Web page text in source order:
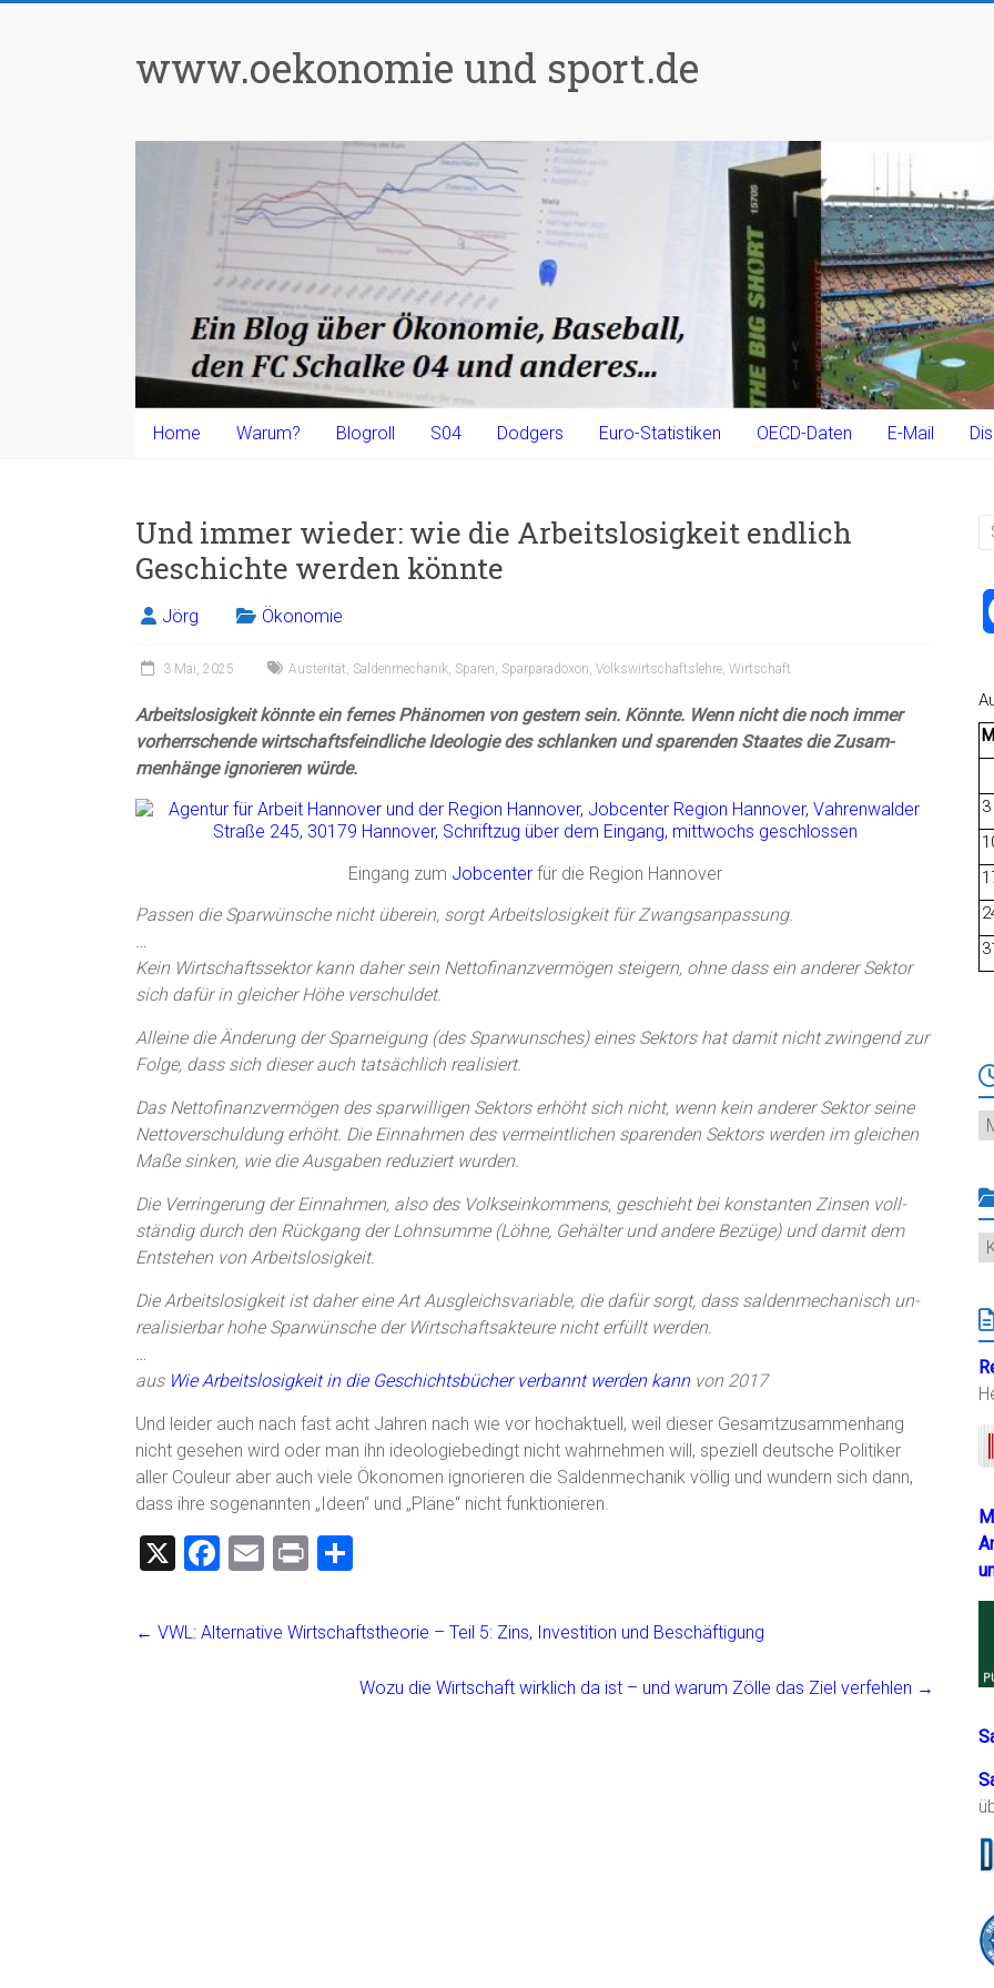
www.oekonomie und sport.de
Home Warum? Blogroll S04 Dodgers Euro-Statistiken OECD-Daten E-Mail
Und immer wieder: wie die Arbeitslosigkeit endlich
Geschichte werden könnte
Jörg Ökonomie
3 Mai, 2025 Austerität Saldenmechanik Sparen Sparparadoxon Volkswirtschaftslehre Wirtschaft
Arbeitslosigkeit könnte ein fernes Phänomen von gestern sein. Könnte. Wenn nicht die noch immer
vorherrschende wirtschaftsfeindliche Ideologie des schlanken und sparenden Staates die Zusam-
menhänge ignorieren würde.
Eingang zum Jobcenterfür die Region Hannover
Passen die Sparwünsche nicht überein, sorgt Arbeitslosigkeit für Zwangsanpassung.
Kein Wirtschaftssektor kann daher sein Nettofinanzvermögen steigern, ohne dass ein anderer Sektor
sich dafür in gleicher Höhe verschuldet.
Alleine die Änderung der Sparneigung (des Sparwunsches) eines Sektors hat damit nicht zwingend zur
Folge, dass sich dieser auch tatsächlich realisiert.
Das Nettofinanzvermögen des sparwilligen Sektors erhöht sich nicht, wenn kein anderer Sektor seine
Nettoverschuldung erhöht. Die Einnahmen des vermeintlichen sparenden Sektors werden im gleichen
Maße sinken, wie die Ausgaben reduziert wurden.
Die Verringerung der Einnahmen, also des Volkseinkommens, geschieht bei konstanten Zinsen voll-
ständig durch den Rückgang der Lohnsumme (Löhne, Gehälter und andere Bezüge) und damit dem
Entstehen von Arbeitslosigkeit.
Die Arbeitslosigkeit ist daher eine Art Ausgleichsvariable, die dafür sorgt, dass saldenmechanisch un-
realisierbar hohe Sparwünsche der Wirtschaftsakteure nicht erfüllt werden.
aus Wie Arbeitslosigkeit in die Geschichtsbücher verbannt werden kannvon 2017
Und leider auch nach fast acht Jahren nach wie vor hochaktuell, weil dieser Gesamtzusammenhang
nicht gesehen wird oder man ihn ideologiebedingt nicht wahrnehmen will, speziell deutsche Politiker
aller Couleur aber auch viele Ökonomen ignorieren die Saldenmechanik völlig und wundern sich dann,
dass ihre sogenannten „Ideen“ und „Pläne“ nicht funktionieren.
X
F
ce
E
ai
Pr
t
e
← VWL: Alternative Wirtschaftstheorie – Teil 5: Zins, Investition und Beschäftigung
Wozu die Wirtschaft wirklich da ist – und warum Zölle das Ziel verfehlen →
M
3